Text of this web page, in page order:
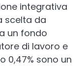
integrativa
scelta da
un fondo
di lavoro e
0,47% sono un